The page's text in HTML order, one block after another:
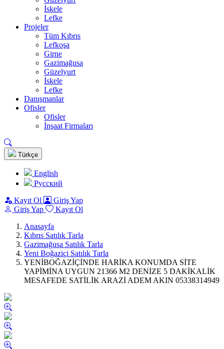
İskele
Lefke
Projeler
Tüm Kıbrıs
Lefkoşa
Girne
Gazimağusa
Güzelyurt
İskele
Lefke
Danışmanlar
Ofisler
Ofisler
İnşaat Firmaları
Türkçe
English
Pусский
Kayıt Ol
Giriş Yap
Giriş Yap
Kayıt Ol
Anasayfa
Kıbrıs Satılık Tarla
Gazimağusa Satılık Tarla
Yeni Boğaziçi Satılık Tarla
YENİBOĞAZİÇİNDE HARİKA KONUMDA SİTE
YAPİMİNA UYGUN 21366 M2 DENİZE 5 DAKİKALİK
MESAFEDE SATİLİK ARAZİ ADEM AKIN 05338314949